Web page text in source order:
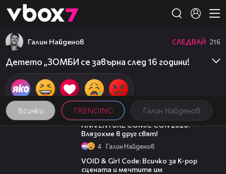
👾
Всички TRENDING Галин Найденов
Галин Найденов СЛЕДВАЙ 216
Детето „ЗОМБИ се завърна след 16 години!
08:16
ANIVENTURE COMIC CON 2026:
Влязохме в друг свят!
4 Галин Найденов
VOID & Girl Code: Всичко за K-pop
сцената и мечтите им